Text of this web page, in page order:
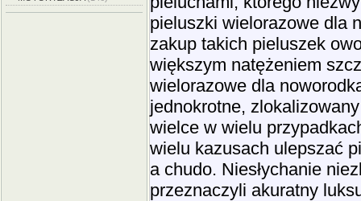
pieluszki wielorazowe dla
zakup takich pieluszek
większym natężeniem
wielorazowe dla
jednokrotne,
wielce w wielu
wielu kazusach ulepszać
a chudo. Niesłychanie
przeznaczyli akuratny